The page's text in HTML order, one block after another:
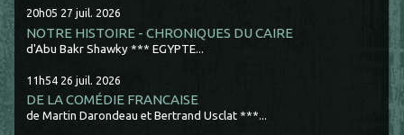
20h05 27 juil. 2026
NOTRE HISTOIRE - CHRONIQUES DU CAIRE
d'Abu Bakr Shawky *** EGYPTE...
11h54 26 juil. 2026
DE LA COMÉDIE FRANCAISE
de Martin Darondeau et Bertrand Usclat ***...